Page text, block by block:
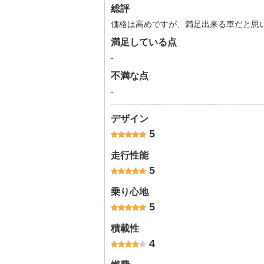
総評
価格は高めですが、満足出来る車だと思
満足している点
-
不満な点
-
デザイン
5
走行性能
5
乗り心地
5
積載性
4